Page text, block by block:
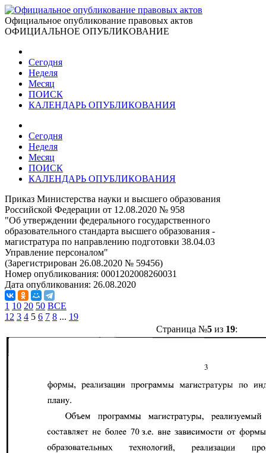
Официальное опубликование правовых актов
ОФИЦИАЛЬНОЕ ОПУБЛИКОВАНИЕ
Сегодня
Неделя
Месяц
ПОИСК
КАЛЕНДАРЬ ОПУБЛИКОВАНИЯ
Сегодня
Неделя
Месяц
ПОИСК
КАЛЕНДАРЬ ОПУБЛИКОВАНИЯ
Приказ Министерства науки и высшего образования
Российской Федерации от 12.08.2020 № 958
"Об утверждении федерального государственного
образовательного стандарта высшего образования -
магистратура по направлению подготовки 38.04.03
Управление персоналом"
(Зарегистрирован 26.08.2020 № 59456)
Номер опубликования: 0001202008260031
Дата опубликования: 26.08.2020
1 10 20 50 ВСЕ
1 2 3 4 5 6 7 8 ... 19
Страница №5из 19: